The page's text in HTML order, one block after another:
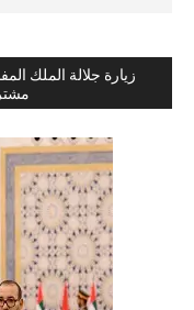
زيارة جلالة الملك